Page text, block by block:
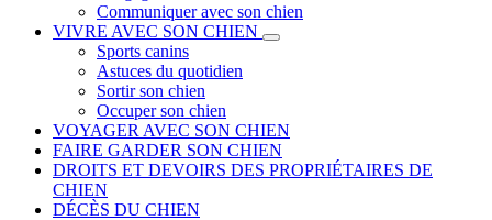
Communiquer avec son chien
VIVRE AVEC SON CHIEN
Sports canins
Astuces du quotidien
Sortir son chien
Occuper son chien
VOYAGER AVEC SON CHIEN
FAIRE GARDER SON CHIEN
DROITS ET DEVOIRS DES PROPRIÉTAIRES DE
CHIEN
DÉCÈS DU CHIEN